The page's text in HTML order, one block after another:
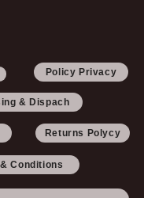
Policy Privacy
& Dispach
Returns Polycy
Conditions